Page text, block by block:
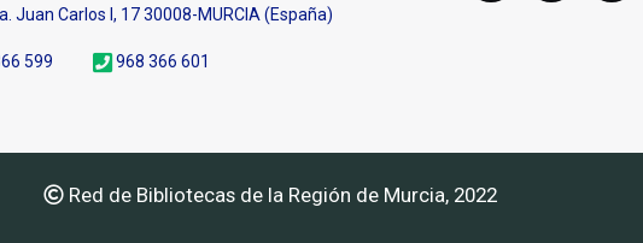
Juan Carlos I, 17 30008-MURCIA (España)
599 968 366 601
Red de Bibliotecas de la Región de Murcia, 2022